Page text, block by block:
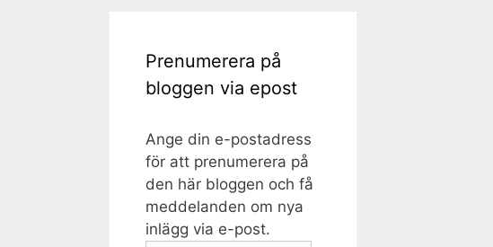
Prenumerera på
bloggen via epost
Ange din e-postadress
för att prenumerera på
den här bloggen och få
meddelanden om nya
inlägg via e-post.